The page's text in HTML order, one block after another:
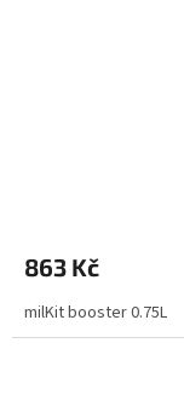
863 Kč
milKit booster 0.75L